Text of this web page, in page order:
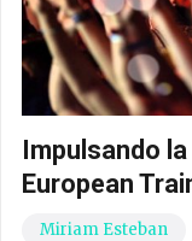
Impulsando
European
Miriam Esteban